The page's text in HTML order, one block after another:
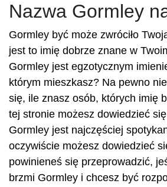
Nazwa Gormley
Gormley być może zwróciło
jest to imię dobrze znane w
Gormley jest egzotycznym
którym mieszkasz? Na pewno
się, ile znasz osób, których imię
tej stronie możesz dowiedzieć
Gormley jest najczęściej
oczywiście możesz dowiedzieć
powinieneś się przeprowadzić,
brzmi Gormley i chcesz być